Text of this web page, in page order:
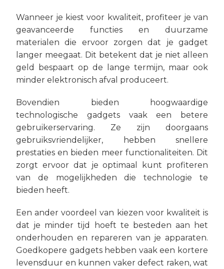
Wanneer je kiest voor kwaliteit, profiteer je van
geavanceerde functies en duurzame
materialen die ervoor zorgen dat je gadget
langer meegaat. Dit betekent dat je niet alleen
geld bespaart op de lange termijn, maar ook
minder elektronisch afval produceert.
Bovendien bieden hoogwaardige
technologische gadgets vaak een betere
gebruikerservaring. Ze zijn doorgaans
gebruiksvriendelijker, hebben snellere
prestaties en bieden meer functionaliteiten. Dit
zorgt ervoor dat je optimaal kunt profiteren
van de mogelijkheden die technologie te
bieden heeft.
Een ander voordeel van kiezen voor kwaliteit is
dat je minder tijd hoeft te besteden aan het
onderhouden en repareren van je apparaten.
Goedkopere gadgets hebben vaak een kortere
levensduur en kunnen vaker defect raken, wat